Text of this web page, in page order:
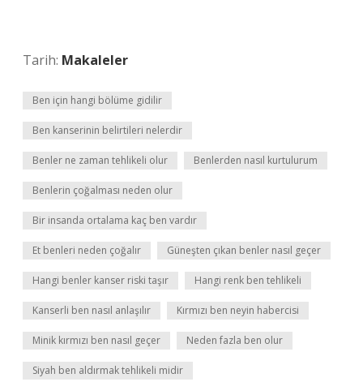
Tarih: Makaleler
Ben için hangi bölüme gidilir
Ben kanserinin belirtileri nelerdir
Benler ne zaman tehlikeli olur Benlerden nasıl kurtulurum
Benlerin çoğalması neden olur
Bir insanda ortalama kaç ben vardır
Et benleri neden çoğalır Güneşten çıkan benler nasıl geçer
Hangi benler kanser riski taşır Hangi renk ben tehlikeli
Kanserli ben nasıl anlaşılır Kırmızı ben neyin habercisi
Minik kırmızı ben nasıl geçer Neden fazla ben olur
Siyah ben aldırmak tehlikeli midir